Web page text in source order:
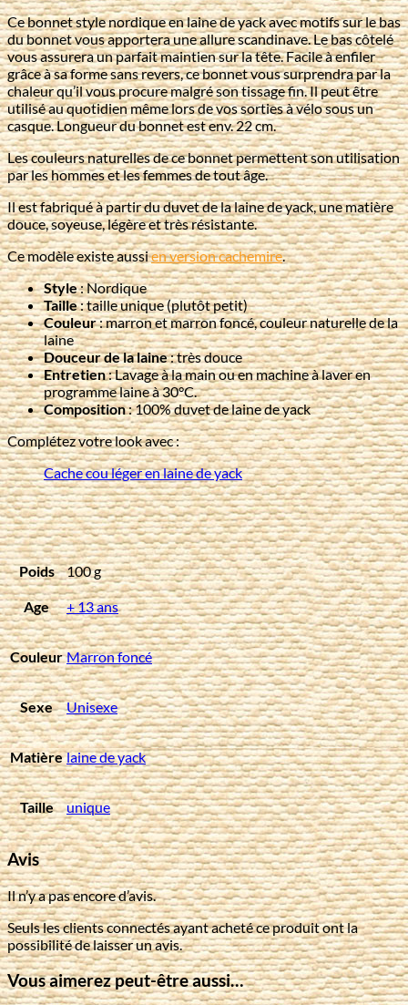
Ce bonnet style nordique en laine de yack avec motifs sur le bas
du bonnet vous apportera une allure scandinave. Le bas côtelé
vous assurera un parfait maintien sur la tête. Facile à enfiler
grâce à sa forme sans revers, ce bonnet vous surprendra par la
chaleur qu’il vous procure malgré son tissage fin. Il peut être
utilisé au quotidien même lors de vos sorties à vélo sous un
casque. Longueur du bonnet est env. 22 cm.
Les couleurs naturelles de ce bonnet permettent son utilisation
par les hommes et les femmes de tout âge.
Il est fabriqué à partir du duvet de la laine de yack, une matière
douce, soyeuse, légère et très résistante.
Ce modèle existe aussien version cachemire.
Style: Nordique
Taille: taille unique (plutôt petit)
Couleur: marron et marron foncé, couleur naturelle de la
laine
Douceur de la laine: très douce
Entretien: Lavage à la main ou en machine à laver en
programme laine à 30°C.
Composition: 100% duvet de laine de yack
Complétez votre look avec :
Cache cou léger en laine de yack
Poids 100 g
Age + 13 ans
Couleur Marron foncé
Sexe Unisexe
Matière laine de yack
Taille unique
Avis
Il n’y a pas encore d’avis.
Seuls les clients connectés ayant acheté ce produit ont la
possibilité de laisser un avis.
Vous aimerez peut-être aussi…